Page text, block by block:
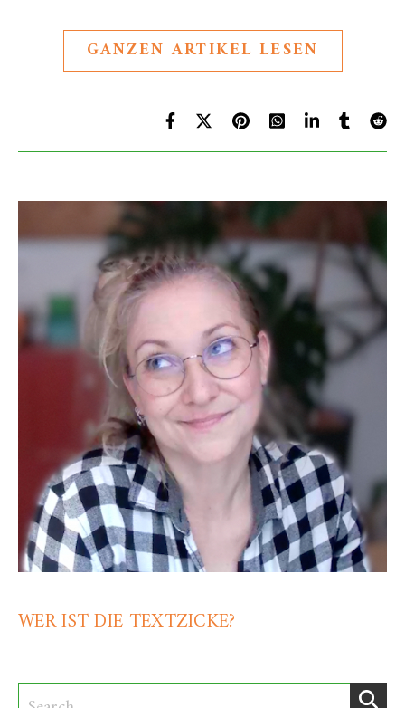
GANZEN ARTIKEL LESEN
WER IST DIE TEXTZICKE?